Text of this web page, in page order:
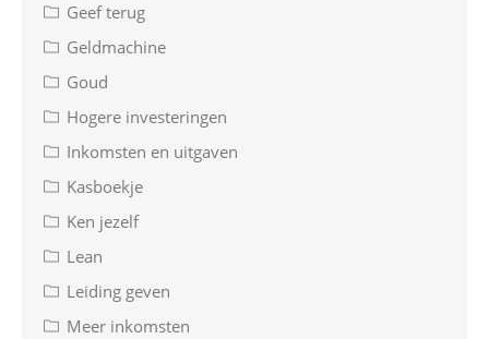
Geef terug
Geldmachine
Goud
Hogere investeringen
Inkomsten en uitgaven
Kasboekje
Ken jezelf
Lean
Leiding geven
Meer inkomsten